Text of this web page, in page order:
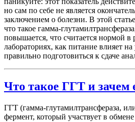
но сам по себе не является
заключением о болезни. В этой
что такое гамма-
повышается, что считается нормой в
лабораториях, как питание влияет
правильно подготовиться к сдаче
Что такое ГГТ и зачем
ГГТ (гамма-глутамилтрансфераза,
фермент, который участвует в